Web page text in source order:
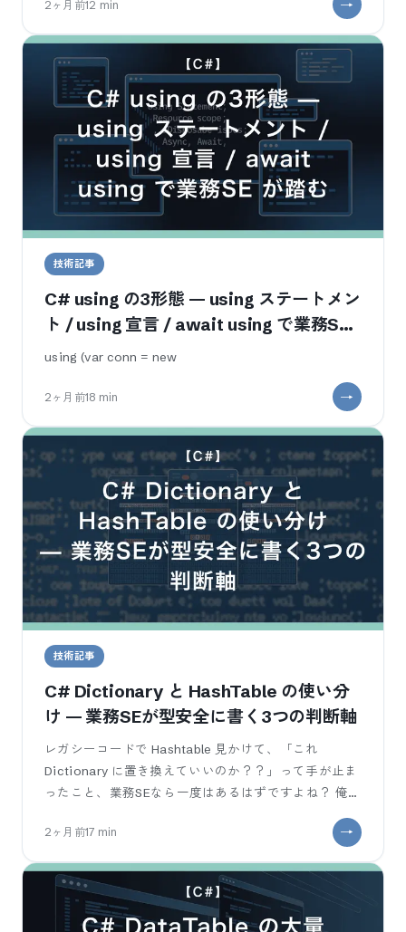
2ヶ月前12 min
技術記事
C# using の3形態 — using ステートメン
ト / using 宣言 / await using で業務SE
が踏む使い分け
using (var conn = new
2ヶ月前18 min
技術記事
C# Dictionary と HashTable の使い分
け — 業務SEが型安全に書く3つの判断軸
レガシーコードで Hashtable 見かけて、「これ
Dictionary に置き換えていいのか？？」って手が止ま
ったこと、業務SEなら一度はあるはずですよね？ 俺自
2ヶ月前17 min